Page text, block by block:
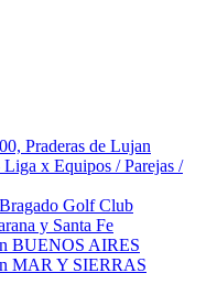
Praderas de Lujan
x Equipos / Parejas /
Golf Club
y Santa Fe
BUENOS AIRES
MAR Y SIERRAS